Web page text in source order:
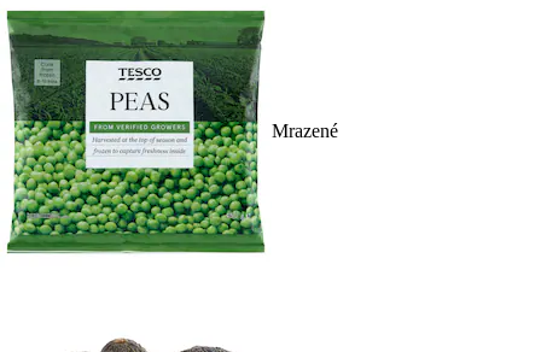
Mrazené